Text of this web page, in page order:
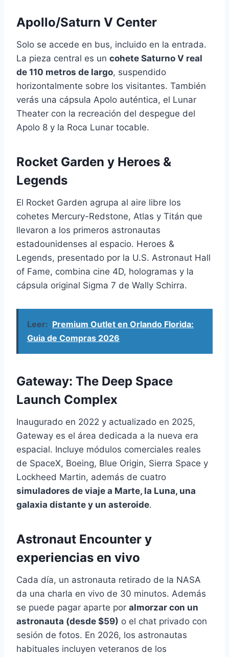
Apollo/Saturn V Center
Solo se accede en bus, incluido en la entrada.
La pieza central es un cohete Saturno V real
de 110 metros de largo, suspendido
horizontalmente sobre los visitantes. También
verás una cápsula Apolo auténtica, el Lunar
Theater con la recreación del despegue del
Apolo 8 y la Roca Lunar tocable.
Rocket Garden y Heroes &
Legends
El Rocket Garden agrupa al aire libre los
cohetes Mercury-Redstone, Atlas y Titán que
llevaron a los primeros astronautas
estadounidenses al espacio. Heroes &
Legends, presentado por la U.S. Astronaut Hall
of Fame, combina cine 4D, hologramas y la
cápsula original Sigma 7 de Wally Schirra.
Leer: Premium Outlet en Orlando Florida:
Guia de Compras 2026
Gateway: The Deep Space
Launch Complex
Inaugurado en 2022 y actualizado en 2025,
Gateway es el área dedicada a la nueva era
espacial. Incluye módulos comerciales reales
de SpaceX, Boeing, Blue Origin, Sierra Space y
Lockheed Martin, además de cuatro
simuladores de viaje a Marte, la Luna, una
galaxia distante y un asteroide.
Astronaut Encounter y
experiencias en vivo
Cada día, un astronauta retirado de la NASA
da una charla en vivo de 30 minutos. Además
se puede pagar aparte por almorzar con un
astronauta (desde $59) o el chat privado con
sesión de fotos. En 2026, los astronautas
habituales incluyen veteranos de los